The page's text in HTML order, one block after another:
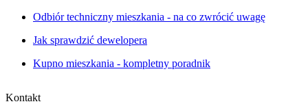
Odbiór techniczny mieszkania - na co zwrócić uwagę
Jak sprawdzić dewelopera
Kupno mieszkania - kompletny poradnik
Kontakt